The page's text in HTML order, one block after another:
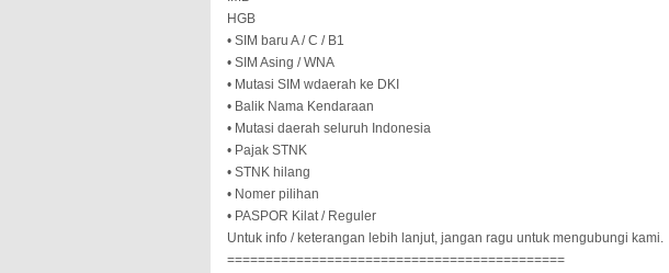
HGB
• SIM baru A / C / B1
• SIM Asing / WNA
• Mutasi SIM wdaerah ke DKI
• Balik Nama Kendaraan
• Mutasi daerah seluruh Indonesia
• Pajak STNK
• STNK hilang
• Nomer pilihan
• PASPOR Kilat / Reguler
Untuk info / keterangan lebih lanjut, jangan ragu untuk mengubungi kami.
============================================